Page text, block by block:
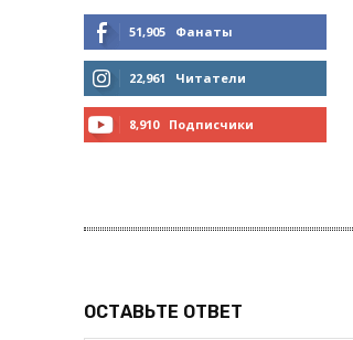
51,905 Фанаты
МНЕ НРАВИТСЯ
22,961 Читатели
8,910 Подписчики
ОСТАВЬТЕ ОТВЕТ